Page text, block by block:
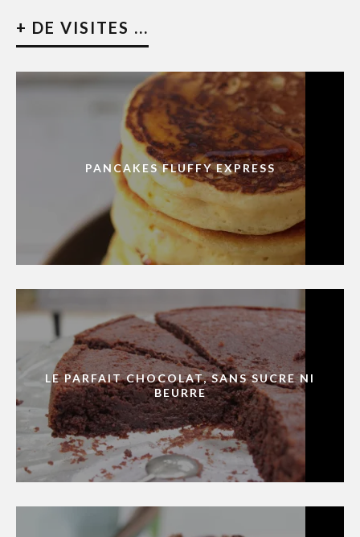
+ DE VISITES ...
PANCAKES FLUFFY EXPRESS
LE PARFAIT CHOCOLAT, SANS SUCRE NI
BEURRE